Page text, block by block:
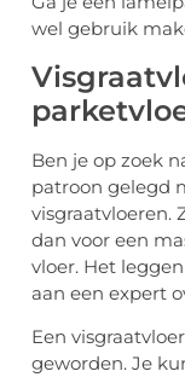
wel gebruik
Ben je op zoek
patroon gelegd
visgraatvloeren.
dan voor een
vloer. Het
aan een expert
Een
geworden. Je